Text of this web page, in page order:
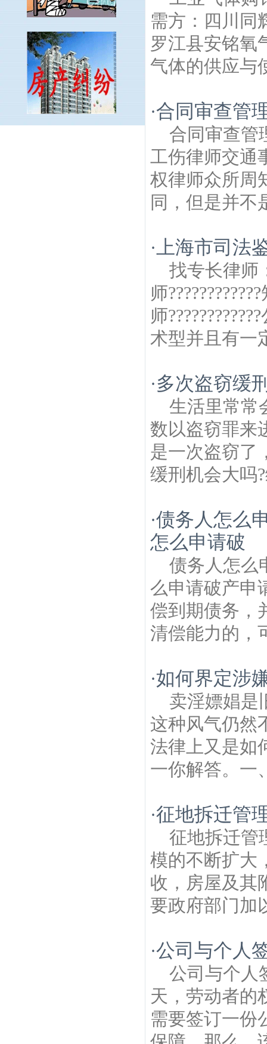
需方：四川同
罗江县安铭氧
气体的供应与
·合同审查管
合同审查管
工伤律师交通
权律师众所周
同，但是并不
·上海市司法
找专长律师
师
师
术型并且有一
·多次盗窃缓
生活里常常
数以盗窃罪来
是一次盗窃了
缓刑机会大吗
·债务人怎么
怎么申请破
债务人怎么
么申请破产申
偿到期债务，
清偿能力的，
·如何界定涉
卖淫嫖娼是
这种风气仍然
法律上又是如
一你解答。一
·征地拆迁管
征地拆迁管
模的不断扩大
收，房屋及其
要政府部门加
·公司与个人
公司与个人
天，劳动者的
需要签订一份